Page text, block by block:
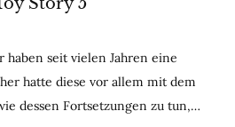
haben seit vielen Jahren eine
hatte diese vor allem mit dem
dessen Fortsetzungen zu tun,…